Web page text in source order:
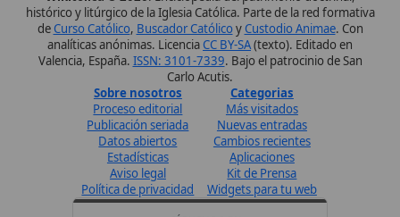
Canal de WhatsApp
Únete · publicación regular
Perfil de Instagram
Síguenos · @wikitolica